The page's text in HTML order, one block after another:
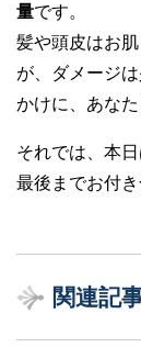
量です。
髪や頭皮はお
が、ダメージ
かけに、あな
それでは、本日
最後までお付
関連記